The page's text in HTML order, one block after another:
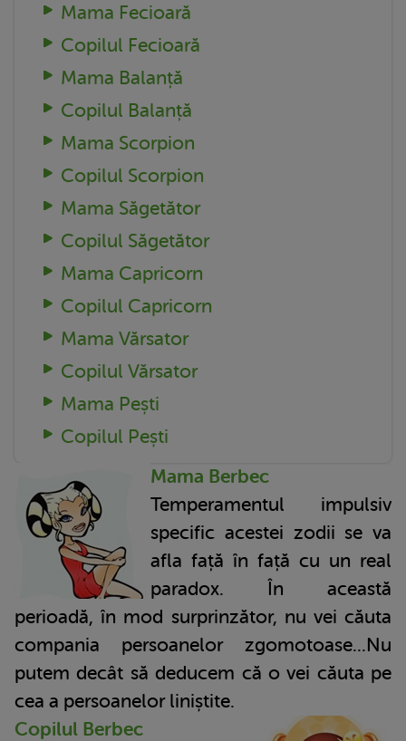
Mama Fecioară
Copilul Fecioară
Mama Balanță
Copilul Balanță
Mama Scorpion
Copilul Scorpion
Mama Săgetător
Copilul Săgetător
Mama Capricorn
Copilul Capricorn
Mama Vărsator
Copilul Vărsator
Mama Pești
Copilul Pești
Mama Berbec
Temperamentul impulsiv
specific acestei zodii se va
afla față în față cu un real
paradox. În această
perioadă, în mod surprinzător, nu vei căuta
compania persoanelor zgomotoase...Nu
putem decât să deducem că o vei căuta pe
cea a persoanelor liniștite.
Copilul Berbec